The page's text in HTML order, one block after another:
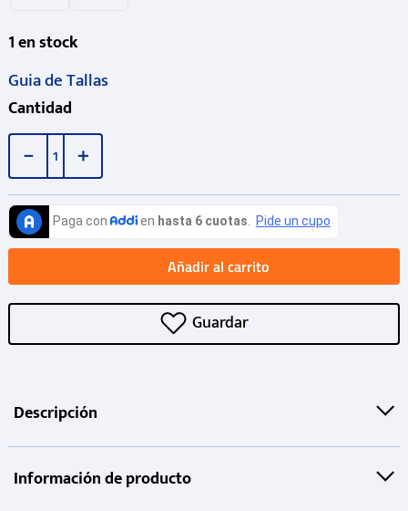
1en stock
Guia de Tallas
Cantidad
＋
－
Añadir al carrito
Descripción
Información de producto